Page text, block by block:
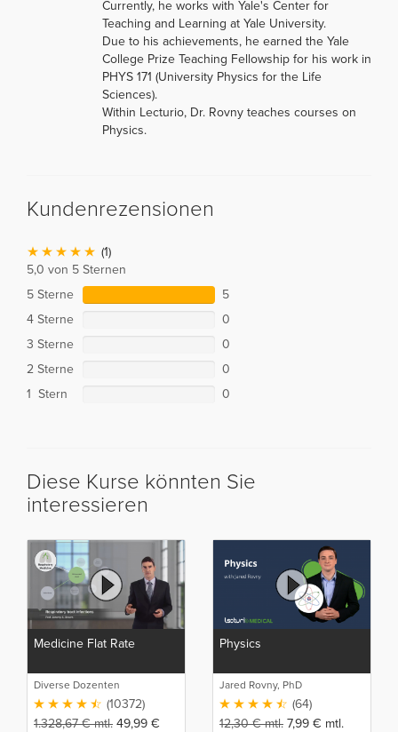
Currently, he works with Yale's Center for
Teaching and Learning at Yale University.
Due to his achievements, he earned the Yale
College Prize Teaching Fellowship for his work in
PHYS 171 (University Physics for the Life
Sciences).
Within Lecturio, Dr. Rovny teaches courses on
Physics.
Kundenrezensionen
(1)
5,0 von 5 Sternen
5 Sterne
5
4 Sterne
0
3 Sterne
0
2 Sterne
0
1 Stern
0
Diese Kurse könnten Sie
interessieren
Medicine Flat Rate
Diverse Dozenten
(10372)
1.328,67€mtl. 49,99 €
Physics
Jared Rovny, PhD
(64)
12,30€mtl. 7,99 € mtl.